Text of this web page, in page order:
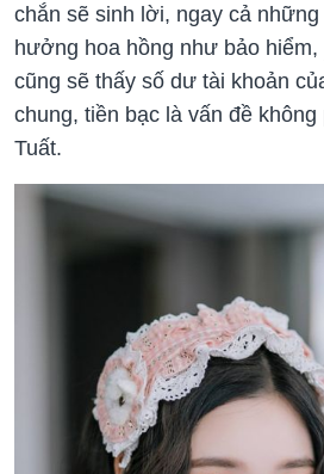
chắn sẽ sinh lời, ngay cả
hưởng hoa hồng như bảo hiểm,
cũng sẽ thấy số dư tài khoản
chung, tiền bạc là vấn đề
Tuất.